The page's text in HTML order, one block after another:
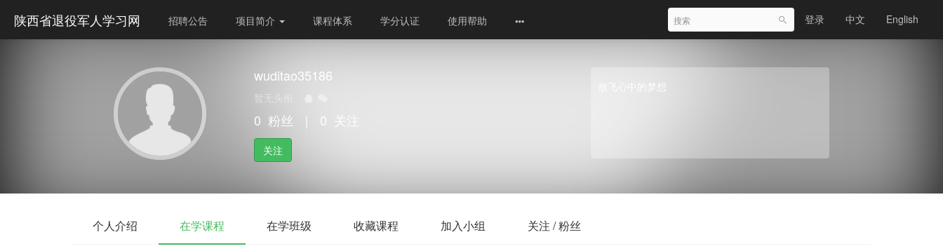
陕西省退役军人学习网 招聘公告 项目简介 课程体系 学分认证 使用帮助 登录 中文 English
wuditao35186
暂无头衔
0 粉丝 0 关注
关注
放飞心中的梦想
个人介绍 在学课程 在学班级 收藏课程 加入小组 关注 / 粉丝